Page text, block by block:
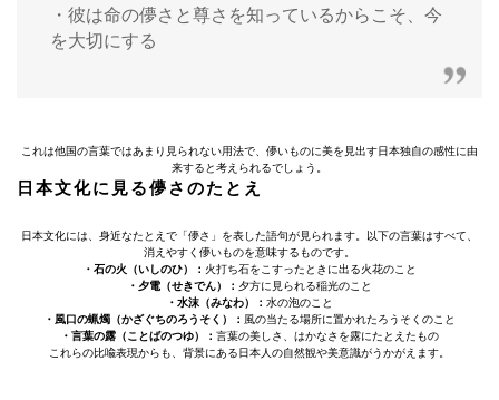
・彼は命の儚さと尊さを知っているからこそ、今
を大切にする
これは他国の言葉ではあまり見られない用法で、儚いものに美を見出す日本独自の感性に由
来すると考えられるでしょう。
日本文化に見る儚さのたとえ
日本文化には、身近なたとえで「儚さ」を表した語句が見られます。以下の言葉はすべて、
消えやすく儚いものを意味するものです。
・石の火（いしのひ）： 火打ち石をこすったときに出る火花のこと
・夕電（せきでん）： 夕方に見られる稲光のこと
・水沫（みなわ）： 水の泡のこと
・風口の蝋燭（かざぐちのろうそく）： 風の当たる場所に置かれたろうそくのこと
・言葉の露（ことばのつゆ）： 言葉の美しさ、はかなさを露にたとえたもの
これらの比喩表現からも、背景にある日本人の自然観や美意識がうかがえます。